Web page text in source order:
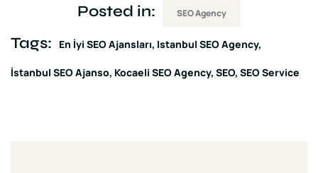
Posted in: SEO Agency
Tags: En İyi SEO Ajansları Istanbul SEO Agency
İstanbul SEO Ajanso Kocaeli SEO Agency SEO SEO Service